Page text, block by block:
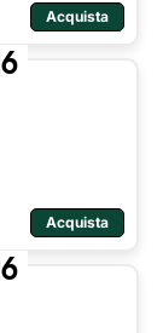
Acquista
Acquista